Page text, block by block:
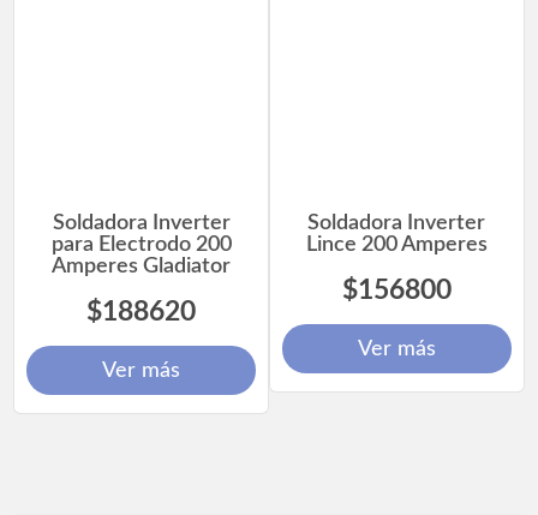
Soldadora Inverter
para Electrodo 200
Amperes Gladiator
$188620
Ver más
Soldadora Inverter
Lince 200 Amperes
$156800
Ver más